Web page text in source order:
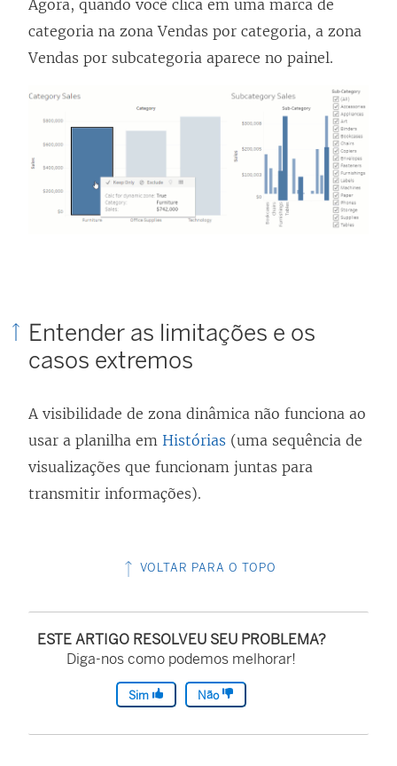
Agora, quando você clica em uma marca de
categoria na zona Vendas por categoria, a zona
Vendas por subcategoria aparece no painel.
Entender as limitações e os
casos extremos
A visibilidade de zona dinâmica não funciona ao
usar a planilha em Histórias (uma sequência de
visualizações que funcionam juntas para
transmitir informações).
VOLTAR PARA O TOPO
ESTE ARTIGO RESOLVEU SEU PROBLEMA?
Diga-nos como podemos melhorar!
Sim Não